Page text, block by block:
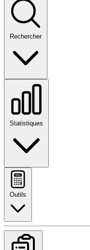
Rechercher
Statistiques
Outils